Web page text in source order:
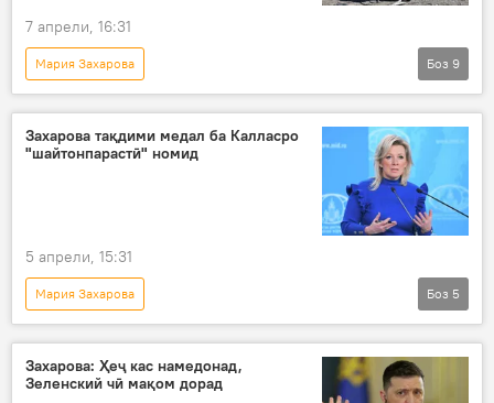
7 апрели, 16:31
Мария Захарова
Амалиёти вижаи Русия барои ҳимояи Донбасс: охирин хабарҳо
Украина
амалиёти вижа
вазорати хориҷаи Русия
Боз 9
Захарова тақдими медал ба Калласро
"шайтонпарастӣ" номид
5 апрели, 15:31
Мария Захарова
Амалиёти вижаи Русия барои ҳимояи Донбасс: охирин хабарҳо
Владимир Зеленский
медал
тақдим
Сиёсат
Боз 5
Захарова: Ҳеҷ кас намедонад,
Зеленский чӣ мақом дорад